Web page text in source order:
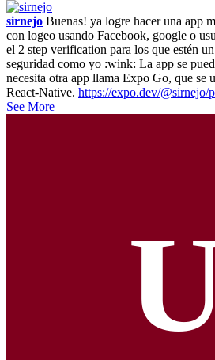
sirnejo Buenas! ya logre hacer una app
con logeo usando Facebook, google o
el 2 step verification para los que estén
seguridad como yo :wink: La app se
necesita otra app llama Expo Go, que se
React-Native. https://expo.dev/@sirnejo/
See More